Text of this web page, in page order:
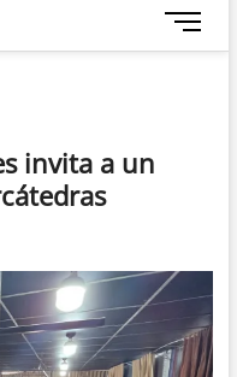
B
o
ú
invita a un